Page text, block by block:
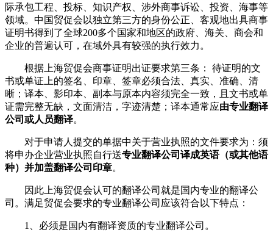
际承包工程、投标、知识产权、涉外商事诉讼、投资、海事等
领域。中国贸促会以独立第三方的身份公正、客观地出具商事
证明书得到了全球200多个国家和地区的政府、海关、商会和
企业的普遍认可，在域外具有较强的执行效力。
根据上海贸促会商事证明出证要求第三条： 待证明的文
书或单证上的签名、印章、签章必须合法、真实、准确、清
晰；译本、影印本、副本与原本内容须完全一致，且文书或单
证需完整无缺，文面清洁，字迹清楚；译本通常应由专业翻译
公司或人员翻译。
对于申请人提交的单据中关于营业执照的文件要求为：须
将申办企业营业执照自行送专业翻译公司译成英语（或其他语
种）并加盖翻译公司印章。
因此上海贸促会认可的翻译公司就是国内专业的翻译公
司。满足贸促会要求的专业翻译公司应该符合以下特点：
1、 必须是国内有翻译资质的专业翻译公司。